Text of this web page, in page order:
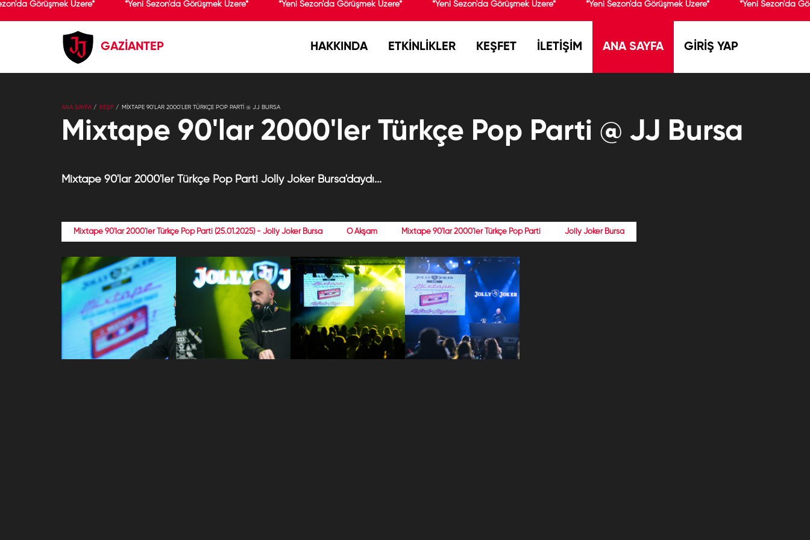
Görüşmek Üzere* *Yeni Sezon'da Görüşmek Üzere* *Yeni Sezon'da Görüşmek Üzere* *Yeni Sezon'da Görüşmek Üzere* *Yeni Sezon'da Görüşmek Üzere* *Yeni Sezon'da
GAZİANTEP HAKKINDA ETKİNLİKLER KEŞFET İLETİŞİM ANA SAYFA GİRİŞ YAP
ANA SAYFA KEŞİF MIXTAPE 90'LAR 2000'LER TÜRKÇE POP PARTI @ JJ BURSA
Mixtape 90'lar 2000'ler Türkçe Pop Parti @ JJ Bursa
Mixtape 90'lar 2000'ler Türkçe Pop Parti Jolly Joker Bursa'daydı...
Mixtape 90'lar 2000'ler Türkçe Pop Parti (25.01.2025) - Jolly Joker Bursa O Akşam Mixtape 90'lar 2000'ler Türkçe Pop Parti Jolly Joker Bursa